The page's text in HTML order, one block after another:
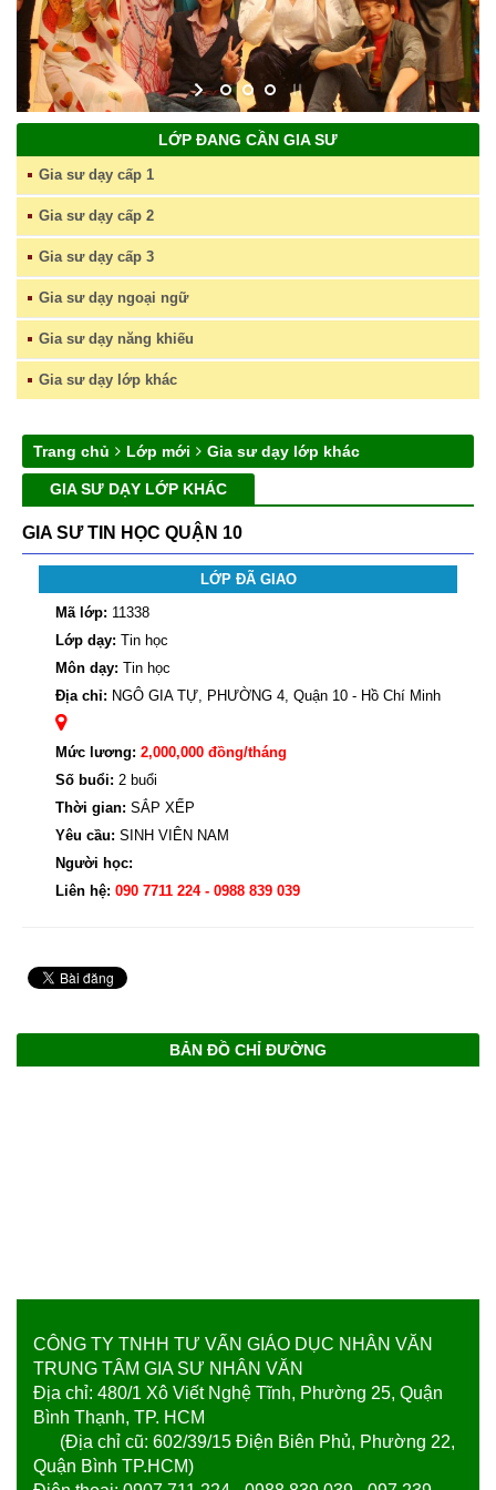
LỚP ĐANG CẦN GIA SƯ
Gia sư dạy cấp 1
Gia sư dạy cấp 2
Gia sư dạy cấp 3
Gia sư dạy ngoại ngữ
Gia sư dạy năng khiếu
Gia sư dạy lớp khác
Trang chủ Lớp mới Gia sư dạy lớp khác
GIA SƯ DẠY LỚP KHÁC
GIA SƯ TIN HỌC QUẬN 10
LỚP ĐÃ GIAO
Mã lớp: 11338
Lớp dạy: Tin học
Môn dạy: Tin học
Địa chỉ: NGÔ GIA TỰ, PHƯỜNG 4, Quận 10 - Hồ Chí Minh
Mức lương: 2,000,000 đồng/tháng
Số buổi: 2 buổi
Thời gian: SẮP XẾP
Yêu cầu: SINH VIÊN NAM
Người học:
Liên hệ: 090 7711 224 - 0988 839 039
BẢN ĐỒ CHỈ ĐƯỜNG
CÔNG TY TNHH TƯ VẤN GIÁO DỤC NHÂN VĂN
TRUNG TÂM GIA SƯ NHÂN VĂN
Địa chỉ: 480/1 Xô Viết Nghệ Tĩnh, Phường 25, Quận
Bình Thạnh, TP. HCM
(Địa chỉ cũ: 602/39/15 Điện Biên Phủ, Phường 22,
Quận Bình TP.HCM)